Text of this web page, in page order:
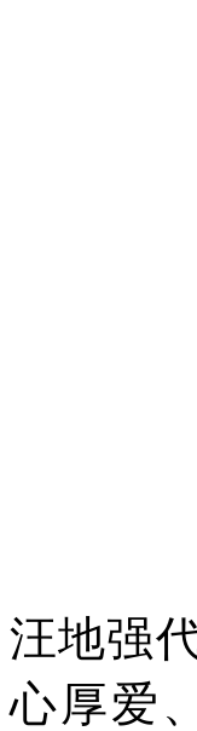
汪地强
心厚爱